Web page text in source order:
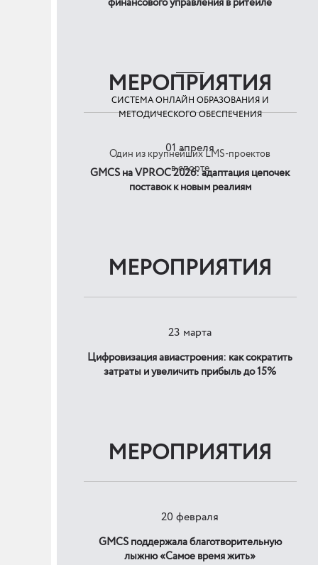
МЕРОПРИЯТИЯ
01 апреля
GMCS на VPROC 2026: адаптация цепочек
поставок к новым реалиям
МЕРОПРИЯТИЯ
23 марта
Цифровизация авиастроения: как сократить
затраты и увеличить прибыль до 15%
МЕРОПРИЯТИЯ
20 февраля
GMCS поддержала благотворительную
лыжню «Самое время жить»
СИСТЕМА ОНЛАЙН ОБРАЗОВАНИЯ И
МЕТОДИЧЕСКОГО ОБЕСПЕЧЕНИЯ
Один из крупнейших LMS-проектов
в спорте